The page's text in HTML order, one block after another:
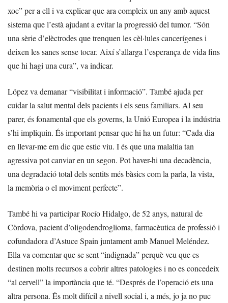
xoc” per a ell i va explicar que ara compleix un any amb aquest
sistema que l’està ajudant a evitar la progressió del tumor. “Són
una sèrie d’elèctrodes que trenquen les cèl·lules cancerígenes i
deixen les sanes sense tocar. Així s’allarga l’esperança de vida fins
que hi hagi una cura”, va indicar.
López va demanar “visibilitat i informació”. També ajuda per
cuidar la salut mental dels pacients i els seus familiars. Al seu
parer, és fonamental que els governs, la Unió Europea i la indústria
s’hi impliquin. És important pensar que hi ha un futur: “Cada dia
en llevar-me em dic que estic viu. I és que una malaltia tan
agressiva pot canviar en un segon. Pot haver-hi una decadència,
una degradació total dels sentits més bàsics com la parla, la vista,
la memòria o el moviment perfecte”.
També hi va participar Rocío Hidalgo, de 52 anys, natural de
Còrdova, pacient d’oligodendroglioma, farmacèutica de professió i
cofundadora d’Astuce Spain juntament amb Manuel Meléndez.
Ella va comentar que se sent “indignada” perquè veu que es
destinen molts recursos a cobrir altres patologies i no es concedeix
“al cervell” la importància que té. “Després de l’operació ets una
altra persona. És molt difícil a nivell social i, a més, jo ja no puc